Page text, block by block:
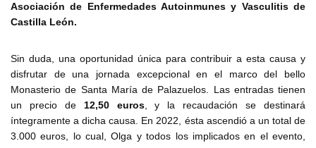
Asociación de Enfermedades Autoinmunes y Vasculitis de
Castilla León.
Sin duda, una oportunidad única para contribuir a esta causa y
disfrutar de una jornada excepcional en el marco del bello
Monasterio de Santa María de Palazuelos. Las entradas tienen
un precio de 12,50 euros, y la recaudación se destinará
íntegramente a dicha causa. En 2022, ésta ascendió a un total de
3.000 euros, lo cual, Olga y todos los implicados en el evento,